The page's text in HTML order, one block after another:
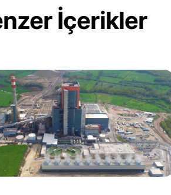
İçerikler